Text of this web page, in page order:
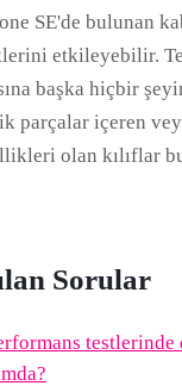
SE'de bulunan
etkileyebilir.
başka hiçbir
parçalar içeren
olan kılıflar
Sorular